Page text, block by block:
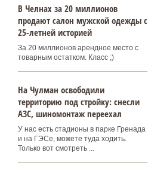
В Челнах за 20 миллионов
продают салон мужской одежды с
25-летней историей
За 20 миллионов арендное место с
товарным остатком. Класс ;)
На Чулман освободили
территорию под стройку: снесли
АЗС, шиномонтаж переехал
У нас есть стадионы в парке Гренада
и на ГЭСе, можете туда ходить.
Только вот смотреть ...